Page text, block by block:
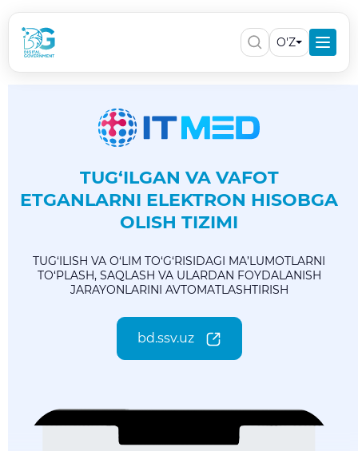
O'Z
TUG‘ILGAN VA VAFOT
ETGANLARNI ELEKTRON HISOBGA
OLISH TIZIMI
TUG‘ILISH VA O‘LIM TO‘G‘RISIDAGI MA’LUMOTLARNI
TO‘PLASH, SAQLASH VA ULARDAN FOYDALANISH
JARAYONLARINI AVTOMATLASHTIRISH
bd.ssv.uz